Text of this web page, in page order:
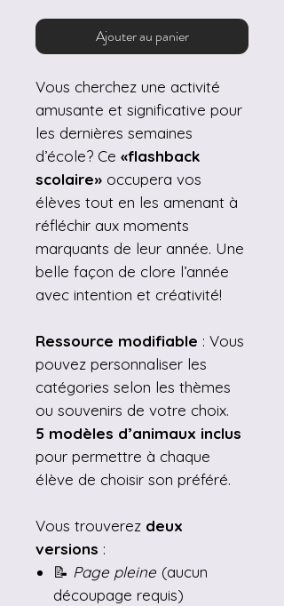
Ajouter au panier
Vous cherchez une activité
amusante et significative pour
les dernières semaines
d’école? Ce «flashback
scolaire» occupera vos
élèves tout en les amenant à
réfléchir aux moments
marquants de leur année. Une
belle façon de clore l’année
avec intention et créativité!
Ressource modifiable : Vous
pouvez personnaliser les
catégories selon les thèmes
ou souvenirs de votre choix.
5 modèles d’animaux inclus
pour permettre à chaque
élève de choisir son préféré.
Vous trouverez deux
versions :
📝 Page pleine (aucun
découpage requis)